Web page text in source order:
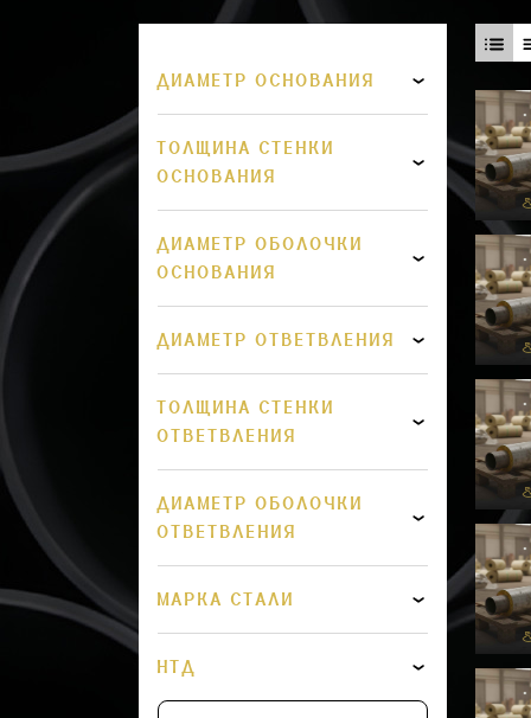
ДИАМЕТР ОСНОВАНИЯ
ТОЛЩИНА СТЕНКИ
ОСНОВАНИЯ
ДИАМЕТР ОБОЛОЧКИ
ОСНОВАНИЯ
ДИАМЕТР ОТВЕТВЛЕНИЯ
ТОЛЩИНА СТЕНКИ
ОТВЕТВЛЕНИЯ
ДИАМЕТР ОБОЛОЧКИ
ОТВЕТВЛЕНИЯ
МАРКА СТАЛИ
НТД